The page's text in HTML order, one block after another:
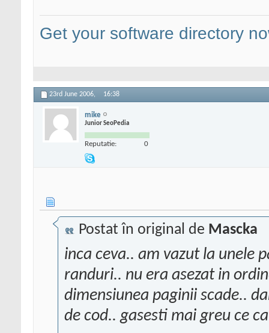
Get your software directory
23rd June 2006, 16:38
mike
Junior SeoPedia
Reputatie: 0
Postat în original de Mascka
inca ceva.. am vazut la unele
randuri.. nu era asezat in
dimensiunea paginii scade..
de cod.. gasesti mai greu ce